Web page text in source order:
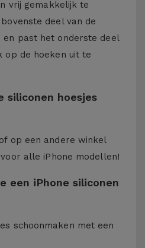
vrij gemakkelijk te
deel van de
en past het onderste deel
op de hoeken uit te
siliconen hoesjes
op een andere winkel
alle iPhone modellen!
een iPhone siliconen
schoonmaken met een